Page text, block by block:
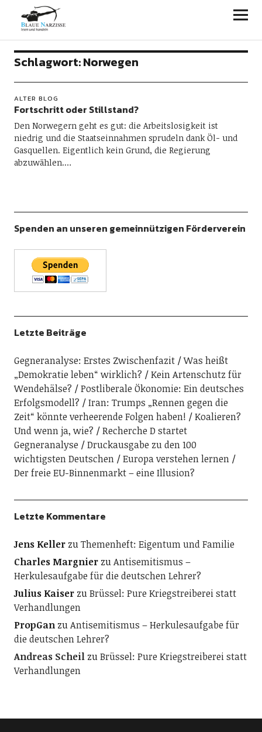
Blaue Narzisse
Schlagwort:Norwegen
ALTER BLOG
Fortschritt oder Stillstand?
Den Norwegern geht es gut: die Arbeitslosigkeit ist
niedrig und die Staatseinnahmen sprudeln dank Öl- und
Gasquellen. Eigentlich kein Grund, die Regierung
abzuwählen.…
Spenden an unseren gemeinnützigen Förderverein
Letzte Beiträge
Gegneranalyse: Erstes Zwischenfazit
Was heißt
„Demokratie leben“ wirklich?
Kein Artenschutz für
Wendehälse?
Postliberale Ökonomie: Ein deutsches
Erfolgsmodell?
Iran: Trumps „Rennen gegen die
Zeit“ könnte verheerende Folgen haben!
Koalieren?
Und wenn ja, wie?
Recherche D startet
Gegneranalyse
Druckausgabe zu den 100
wichtigsten Deutschen
Europa verstehen lernen
Der freie EU-Binnenmarkt – eine Illusion?
Letzte Kommentare
Jens KellerzuThemenheft: Eigentum und Familie
Charles MargnierzuAntisemitismus –
Herkulesaufgabe für die deutschen Lehrer?
Julius KaiserzuBrüssel: Pure Kriegstreiberei statt
Verhandlungen
PropGanzuAntisemitismus – Herkulesaufgabe für
die deutschen Lehrer?
Andreas ScheilzuBrüssel: Pure Kriegstreiberei statt
Verhandlungen